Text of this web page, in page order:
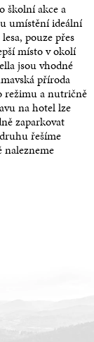
školní akce a
umístění ideální
pouze přes
místo v okolí
jsou vhodné
příroda
režimu a nutričně
na hotel lze
zaparkovat
řešíme
nalezneme